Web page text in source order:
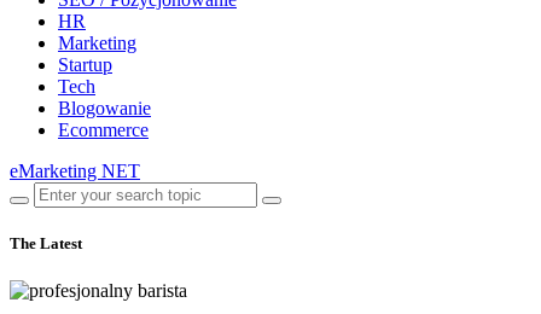
HR
Marketing
Startup
Tech
Blogowanie
Ecommerce
eMarketing NET
The Latest